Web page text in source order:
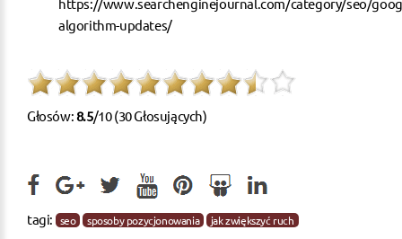
algorithm-updates/
Głosów:8.5/10 (30 Głosujących)
tagi: seo sposoby pozycjonowania jak zwiększyć ruch